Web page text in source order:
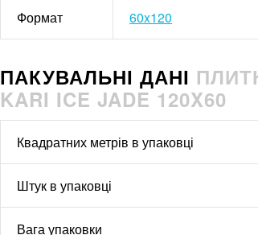
Формат 60x120
ПАКУВАЛЬНІ ДАНІ
KARI ICE JADE 120X60
Квадратних метрів в упаковці
Штук в упаковці
Вага упаковки